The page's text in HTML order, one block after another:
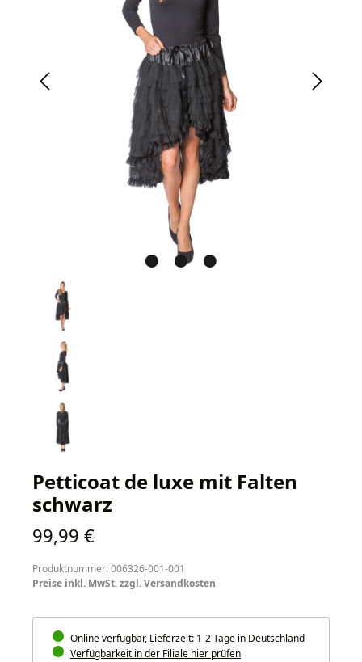
Petticoat de luxe mit Falten
schwarz
Regulärer Preis:
99,99 €
Produktnummer: 006326-001-001
Preise inkl. MwSt. zzgl. Versandkosten
Online verfügbar, Lieferzeit: 1-2 Tage in Deutschland
Verfügbarkeit in der Filiale hier prüfen